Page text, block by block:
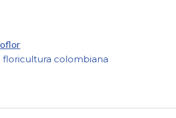
floricultura colombiana